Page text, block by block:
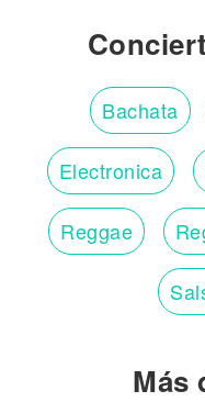
Bachata
Electronica
Reggae
Más